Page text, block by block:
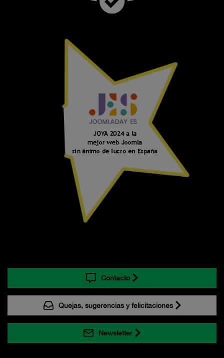
Contacto
Quejas, sugerencias y felicitaciones
Newsletter